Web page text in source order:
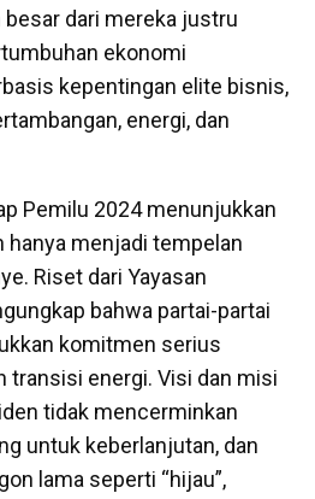
besar dari mereka justru
ekonomi
kepentingan elite bisnis,
energi, dan
Pemilu 2024 menunjukkan
hanya menjadi tempelan
Riset dari Yayasan
bahwa partai-partai
komitmen serius
transisi energi. Visi dan misi
tidak mencerminkan
untuk keberlanjutan, dan
lama seperti “hijau”,